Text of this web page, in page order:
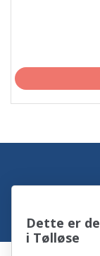
Dette er
i Tølløse